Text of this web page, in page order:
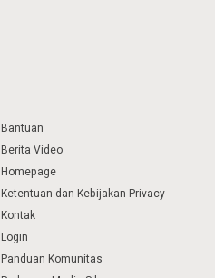
Bantuan
Berita Video
Homepage
Ketentuan dan Kebijakan Privacy
Kontak
Login
Panduan Komunitas